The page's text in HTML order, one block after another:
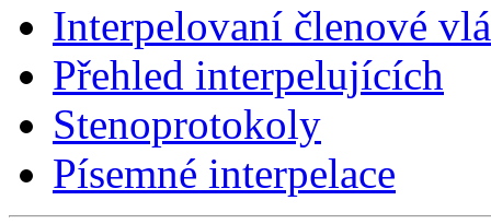
Interpelovaní členové
Přehled interpelujících
Stenoprotokoly
Písemné interpelace